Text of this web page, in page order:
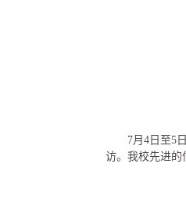
7月4日至5
访。我校先进的